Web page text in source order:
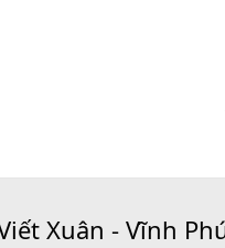
Xuân - Vĩnh